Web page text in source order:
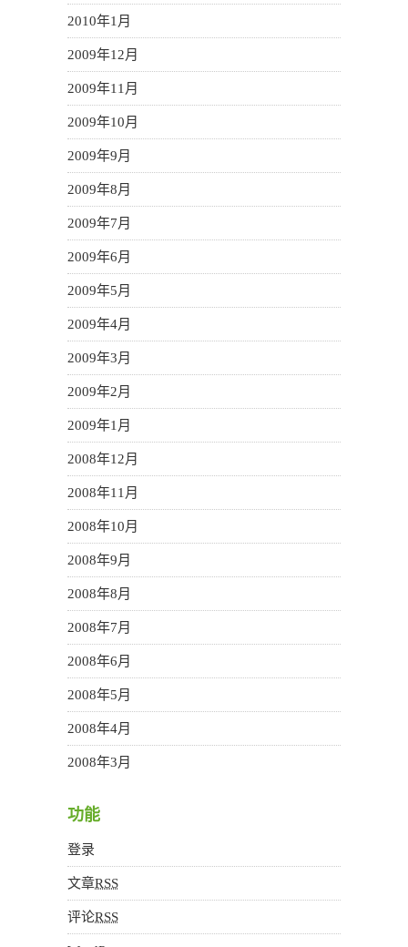
2010年1月
2009年12月
2009年11月
2009年10月
2009年9月
2009年8月
2009年7月
2009年6月
2009年5月
2009年4月
2009年3月
2009年2月
2009年1月
2008年12月
2008年11月
2008年10月
2008年9月
2008年8月
2008年7月
2008年6月
2008年5月
2008年4月
2008年3月
功能
登录
文章RSS
评论RSS